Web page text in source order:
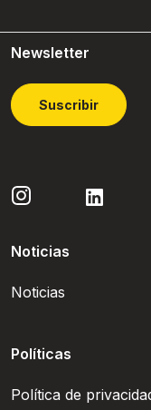
Newsletter
Suscribir
Noticias
Noticias
Políticas
Política de